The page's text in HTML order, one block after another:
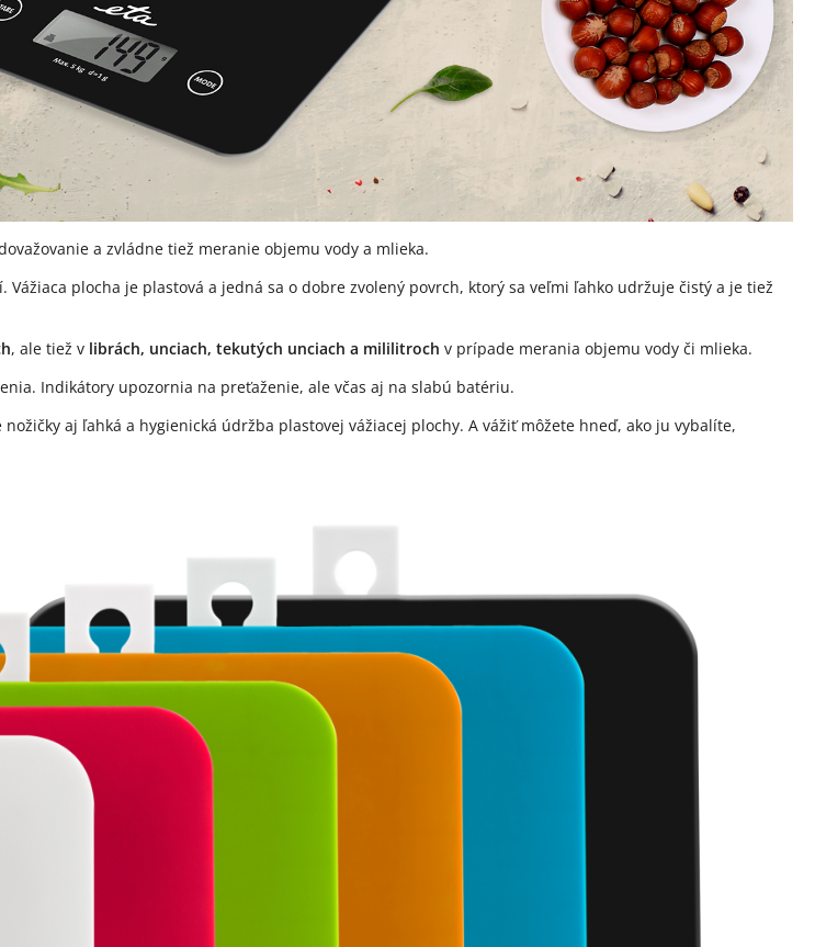
a zvládne tiež meranie objemu vody a mlieka.
plocha je plastová a jedná sa o dobre zvolený povrch, ktorý sa veľmi ľahko udržuje čistý a je tiež
, ale tiež v librách, unciach, tekutých unciach a mililitroch v prípade merania objemu vody či mlieka.
Indikátory upozornia na preťaženie, ale včas aj na slabú batériu.
nožičky aj ľahká a hygienická údržba plastovej vážiacej plochy. A vážiť môžete hneď, ako ju vybalíte,